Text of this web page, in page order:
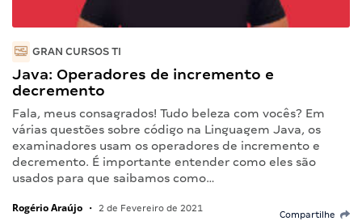
GRAN CURSOS TI
Java: Operadores de incremento e
decremento
Fala, meus consagrados! Tudo beleza com vocês? Em
várias questões sobre código na Linguagem Java, os
examinadores usam os operadores de incremento e
decremento. É importante entender como eles são
usados para que saibamos como…
Rogério Araújo • 2 de Fevereiro de 2021
Compartilhe